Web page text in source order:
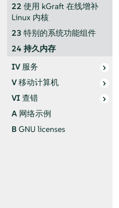
22 使用 kGraft 在线增补
Linux 内核
23 特别的系统功能组件
24 持久内存
IV服务
V移动计算机
VI查错
A 网络示例
BGNU licenses